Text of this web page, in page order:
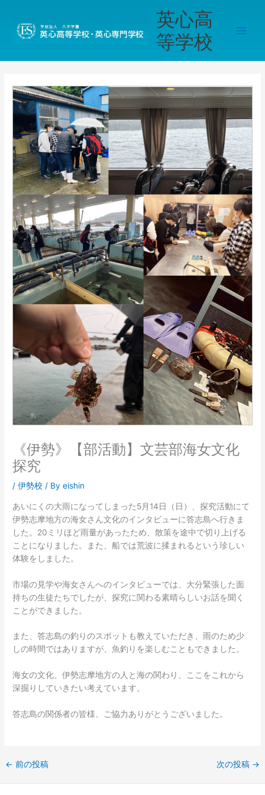
英心高
等学校
《伊勢》【部活動】文芸部海女文化
探究
/伊勢校 / Byeishin
あいにくの大雨になってしまった5月14日（日）、探究活動にて
伊勢志摩地方の海女さん文化のインタビューに答志島へ行きま
した。20ミリほど雨量があったため、散策を途中で切り上げる
ことになりました。また、船では荒波に揉まれるという珍しい
体験をしました。
市場の見学や海女さんへのインタビューでは、大分緊張した面
持ちの生徒たちでしたが、探究に関わる素晴らしいお話を聞く
ことができました。
また、答志島の釣りのスポットも教えていただき、雨のため少
しの時間ではありますが、魚釣りを楽しむこともできました。
海女の文化、伊勢志摩地方の人と海の関わり、ここをこれから
深掘りしていきたい考えています。
答志島の関係者の皆様、ご協力ありがとうございました。
← 前の投稿 次の投稿 →